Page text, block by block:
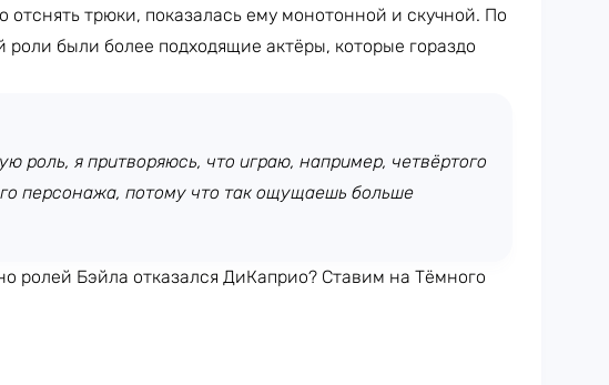
трюки, показалась ему монотонной и скучной. По
были более подходящие актёры, которые гораздо
роль, я притворяюсь, что играю, например, четвёртого
персонажа, потому что так ощущаешь больше
ролей Бэйла отказался ДиКаприо? Ставим на Тёмного